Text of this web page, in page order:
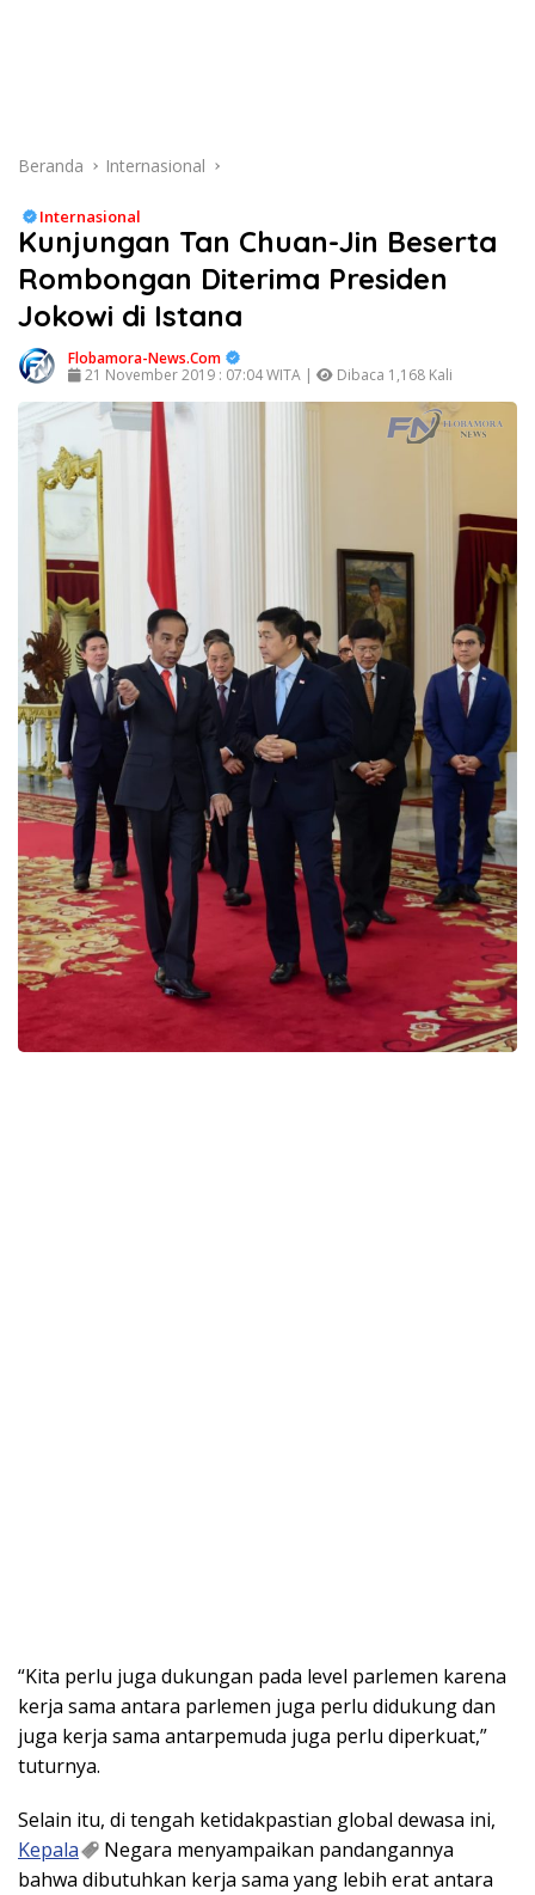
Beranda Internasional
Internasional
Kunjungan Tan Chuan-Jin Beserta
Rombongan Diterima Presiden
Jokowi di Istana
Flobamora-News.Com
21 November 2019 : 07:04 WITA |
Dibaca 1,168 Kali
“Kita perlu juga dukungan pada level parlemen karena
kerja sama antara parlemen juga perlu didukung dan
juga kerja sama antarpemuda juga perlu diperkuat,”
tuturnya.
Selain itu, di tengah ketidakpastian global dewasa ini,
Kepala
Negara menyampaikan pandangannya
bahwa dibutuhkan kerja sama yang lebih erat antara